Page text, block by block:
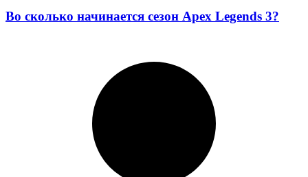
Во сколько начинается сезон Apex Legends 3?